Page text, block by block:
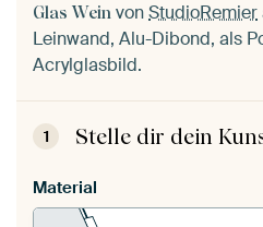
Glas Wein vonStudioRemier
Leinwand, Alu-Dibond, als
Acrylglasbild.
1 Stelle dir dein
Material